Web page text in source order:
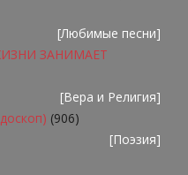
[Любимые песни]
ЗАНИМАЕТ
[Вера и Религия]
(906)
[Поэзия]